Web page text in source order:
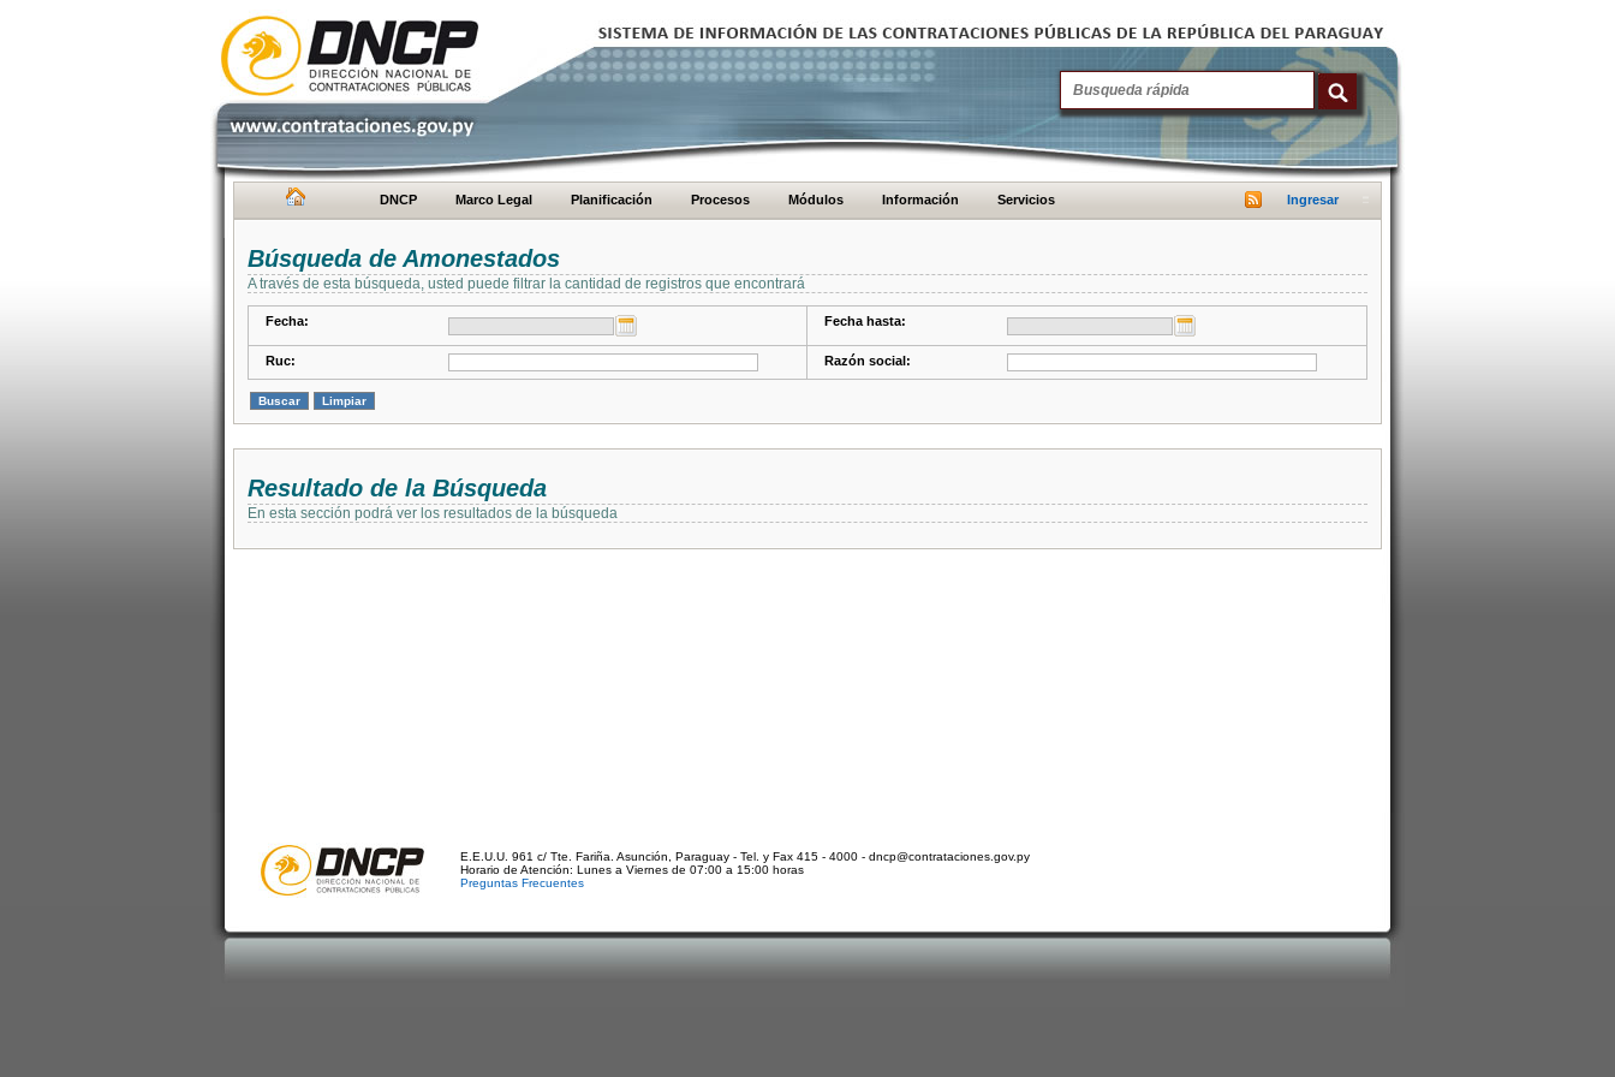
DNCP Marco Legal Planificación Procesos Módulos Información Servicios Ingresar
Búsqueda de Amonestados
A través de esta búsqueda, usted puede filtrar la cantidad de registros que encontrará
Fecha: Fecha hasta:
Ruc: Razón social:
Resultado de la Búsqueda
En esta sección podrá ver los resultados de la búsqueda
E.E.U.U. 961 c/ Tte. Fariña. Asunción, Paraguay - Tel. y Fax 415 - 4000 - dncp@contrataciones.gov.py
Horario de Atención: Lunes a Viernes de 07:00 a 15:00 horas
Preguntas Frecuentes